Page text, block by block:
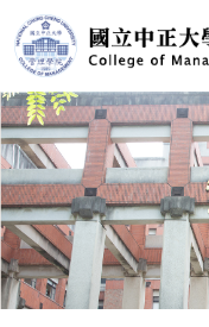
跳
到
主
要
內
容
區